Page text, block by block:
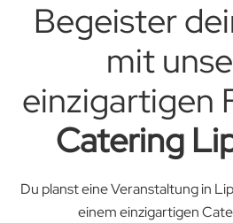
Begeister
mit
einzigartigen
Catering
Du planst eine Veranstaltung in
einem einzigartigen